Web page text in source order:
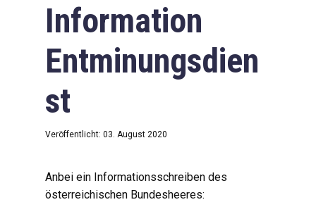
Information
Entminungsdien
st
Veröffentlicht: 03. August 2020
Anbei ein Informationsschreiben des
österreichischen Bundesheeres: